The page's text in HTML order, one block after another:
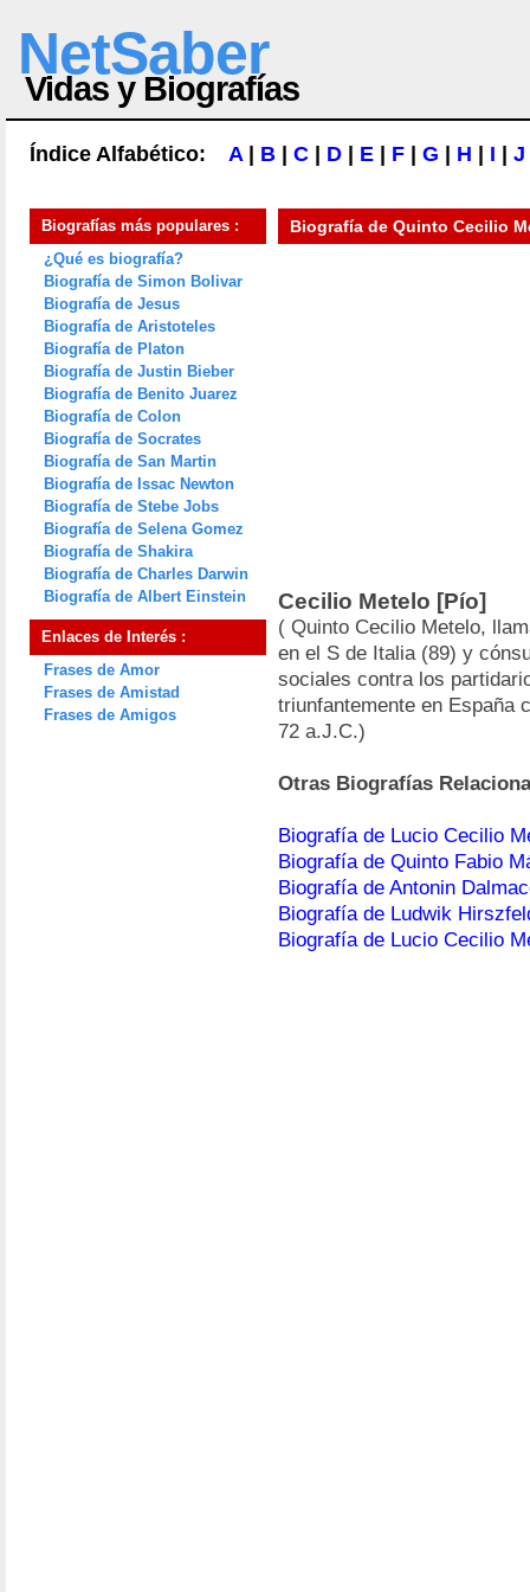
NetSaber
Vidas y Biografías
Índice Alfabético: A| B C D E F G H I J
Biografías más populares :
¿Qué es biografía?
Biografía de Simon Bolivar
Biografía de Jesus
Biografía de Aristoteles
Biografía de Platon
Biografía de Justin Bieber
Biografía de Benito Juarez
Biografía de Colon
Biografía de Socrates
Biografía de San Martin
Biografía de Issac Newton
Biografía de Stebe Jobs
Biografía de Selena Gomez
Biografía de Shakira
Biografía de Charles Darwin
Biografía de Albert Einstein
Enlaces de Interés :
Frases de Amor
Frases de Amistad
Frases de Amigos
Biografía de Quinto Cecilio
Cecilio Metelo [Pío]
( Quinto Cecilio Metelo,
en el S de Italia (89) y
sociales contra los
triunfantemente en España
72 a.J.C.)
Otras Biografías
Biografía de Lucio Cecilio
Biografía de Quinto Fabio
Biografía de Antonin
Biografía de Ludwik
Biografía de Lucio Cecilio